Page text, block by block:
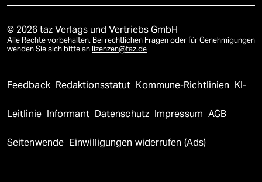
© 2026 taz Verlags und Vertriebs GmbH
Alle Rechte vorbehalten. Bei rechtlichen Fragen oder für Genehmigungen
wenden Sie sich bitte an lizenzen@taz.de
Feedback Redaktionsstatut Kommune-Richtlinien KI-
Leitlinie Informant Datenschutz Impressum AGB
Seitenwende Einwilligungen widerrufen (Ads)